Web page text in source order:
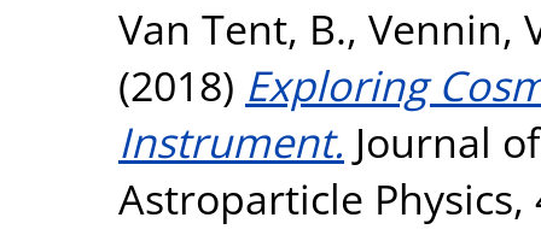
Van Tent, B., Vennin,
(2018) Exploring
Instrument. Journal
Astroparticle Physics,